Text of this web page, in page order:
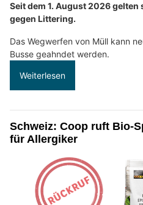
Seit dem 1. August 2026 gelten
gegen Littering.
Das Wegwerfen von Müll kann
Busse geahndet werden.
Weiterlesen
Schweiz: Coop ruft Bio-
für Allergiker